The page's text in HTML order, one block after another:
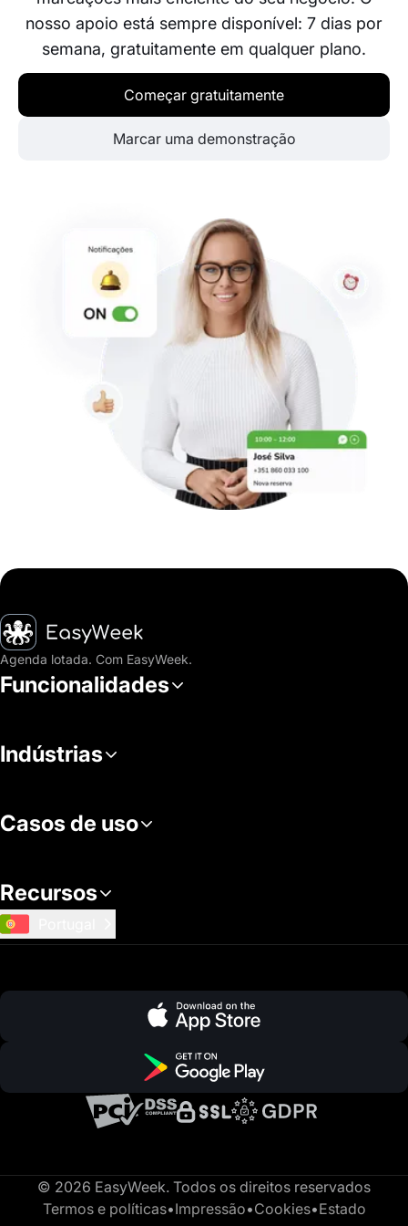
nosso apoio está sempre disponível: 7 dias por
semana, gratuitamente em qualquer plano.
Começar gratuitamente
Marcar uma demonstração
Página inicial
Agenda lotada. Com EasyWeek.
Funcionalidades
Indústrias
Casos de uso
Recursos
© 2026 EasyWeek. Todos os direitos reservados
Termos e políticas•Impressão•Cookies•Estado